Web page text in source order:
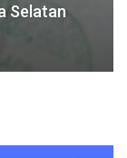
Selatan